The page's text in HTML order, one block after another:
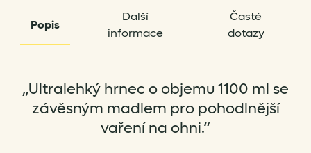
Popis
Další
informace
Časté
dotazy
„Ultralehký hrnec o objemu 1100 ml se
závěsným madlem pro pohodlnější
vaření na ohni.“